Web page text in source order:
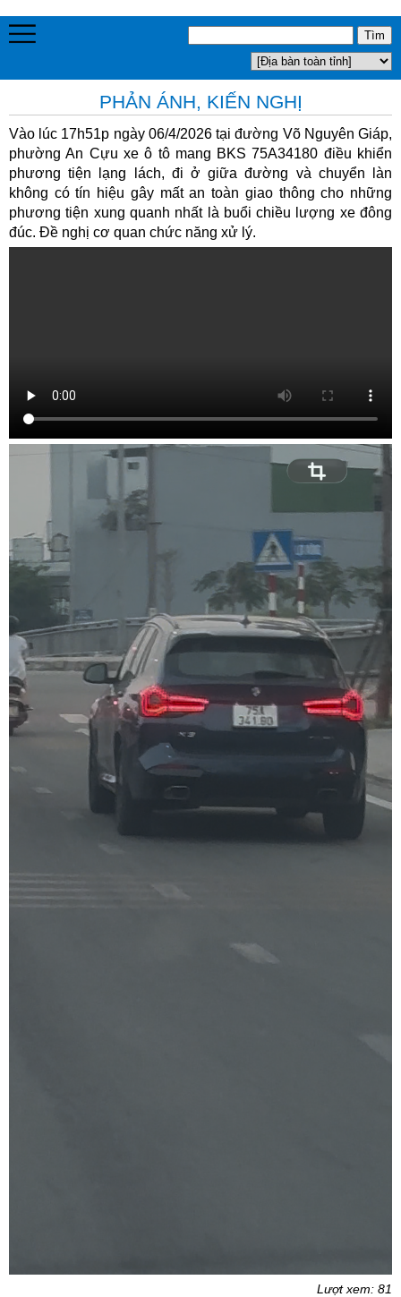
PHẢN ÁNH, KIẾN NGHỊ
Vào lúc 17h51p ngày 06/4/2026 tại đường Võ Nguyên Giáp,
phường An Cựu xe ô tô mang BKS 75A34180 điều khiển
phương tiện lạng lách, đi ở giữa đường và chuyển làn
không có tín hiệu gây mất an toàn giao thông cho những
phương tiện xung quanh nhất là buổi chiều lượng xe đông
đúc. Đề nghị cơ quan chức năng xử lý.
Lượt xem: 81